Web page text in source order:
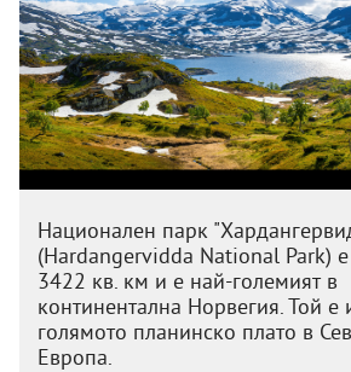
Национален парк
(Hardangervidda National Park)
3422 кв. км и е най-големият в
континентална Норвегия. Той е
голямото планинско плато в
Европа.